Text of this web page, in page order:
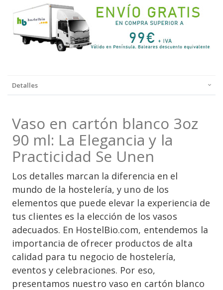
Detalles
Vaso en cartón blanco 3oz
90 ml: La Elegancia y la
Practicidad Se Unen
Los detalles marcan la diferencia en el
mundo de la hostelería, y uno de los
elementos que puede elevar la experiencia de
tus clientes es la elección de los vasos
adecuados. En HostelBio.com, entendemos la
importancia de ofrecer productos de alta
calidad para tu negocio de hostelería,
eventos y celebraciones. Por eso,
presentamos nuestro vaso en cartón blanco